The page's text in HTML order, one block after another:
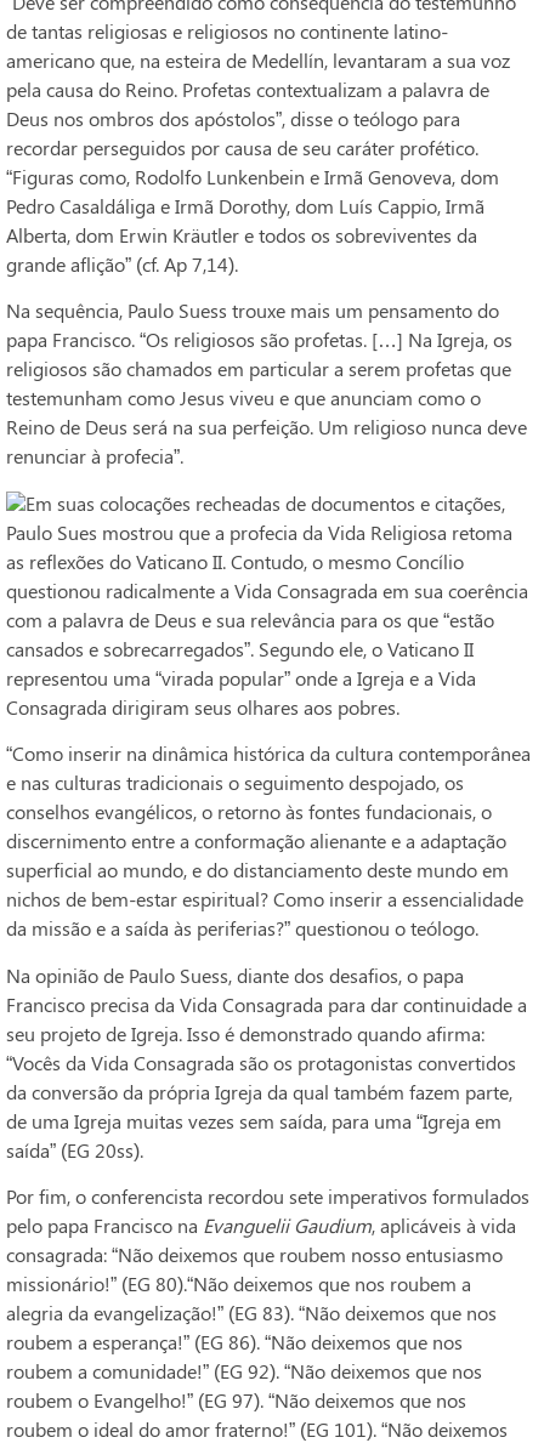
de tantas religiosas e religiosos no continente latino-
americano que, na esteira de Medellín, levantaram a sua voz
pela causa do Reino. Profetas contextualizam a palavra de
Deus nos ombros dos apóstolos”, disse o teólogo para
recordar perseguidos por causa de seu caráter profético.
“Figuras como, Rodolfo Lunkenbein e Irmã Genoveva, dom
Pedro Casaldáliga e Irmã Dorothy, dom Luís Cappio, Irmã
Alberta, dom Erwin Kräutler e todos os sobreviventes da
grande aflição” (cf. Ap 7,14).
Na sequência, Paulo Suess trouxe mais um pensamento do
papa Francisco. “Os religiosos são profetas. […] Na Igreja, os
religiosos são chamados em particular a serem profetas que
testemunham como Jesus viveu e que anunciam como o
Reino de Deus será na sua perfeição. Um religioso nunca deve
renunciar à profecia”.
Em suas colocações recheadas de documentos e citações,
Paulo Sues mostrou que a profecia da Vida Religiosa retoma
as reflexões do Vaticano II. Contudo, o mesmo Concílio
questionou radicalmente a Vida Consagrada em sua coerência
com a palavra de Deus e sua relevância para os que “estão
cansados e sobrecarregados”. Segundo ele, o Vaticano II
representou uma “virada popular” onde a Igreja e a Vida
Consagrada dirigiram seus olhares aos pobres.
“Como inserir na dinâmica histórica da cultura contemporânea
e nas culturas tradicionais o seguimento despojado, os
conselhos evangélicos, o retorno às fontes fundacionais, o
discernimento entre a conformação alienante e a adaptação
superficial ao mundo, e do distanciamento deste mundo em
nichos de bem-estar espiritual? Como inserir a essencialidade
da missão e a saída às periferias?” questionou o teólogo.
Na opinião de Paulo Suess, diante dos desafios, o papa
Francisco precisa da Vida Consagrada para dar continuidade a
seu projeto de Igreja. Isso é demonstrado quando afirma:
“Vocês da Vida Consagrada são os protagonistas convertidos
da conversão da própria Igreja da qual também fazem parte,
de uma Igreja muitas vezes sem saída, para uma “Igreja em
saída” (EG 20ss).
Por fim, o conferencista recordou sete imperativos formulados
pelo papa Francisco na Evanguelii Gaudium, aplicáveis à vida
consagrada: “Não deixemos que roubem nosso entusiasmo
missionário!” (EG 80).“Não deixemos que nos roubem a
alegria da evangelização!” (EG 83). “Não deixemos que nos
roubem a esperança!” (EG 86). “Não deixemos que nos
roubem a comunidade!” (EG 92). “Não deixemos que nos
roubem o Evangelho!” (EG 97). “Não deixemos que nos
roubem o ideal do amor fraterno!” (EG 101). “Não deixemos